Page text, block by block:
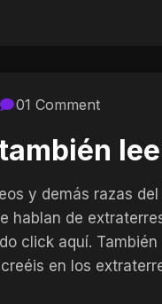
01 Comment
y demás razas
hablan de
click aquí.
en los